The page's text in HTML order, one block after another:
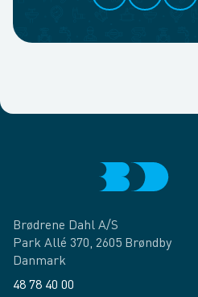
Brødrene Dahl A/S
Park Allé 370, 2605 Brøndby
Danmark
48 78 40 00